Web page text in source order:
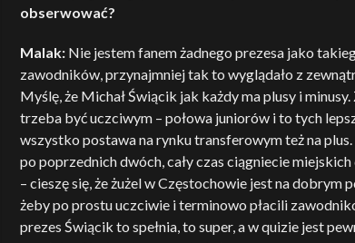
obserwować?
Malak: Nie jestem fanem żadnego prezesa jako
zawodników, przynajmniej tak to wyglądało z
Myślę, że Michał Świącik jak każdy ma plusy i
trzeba być uczciwym – połowa juniorów i to tych
wszystko postawa na rynku transferowym też na
po poprzednich dwóch, cały czas ciągniecie
– cieszę się, że żużel w Częstochowie jest na
żeby po prostu uczciwie i terminowo płacili
prezes Świącik to spełnia, to super, a w quizie jest